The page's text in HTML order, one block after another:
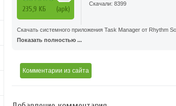
235,9 KБ (apk)
Скачали: 8399
Скачать системного приложения Task Manager от Rhythm
Показать полностью ...
Комментарии из сайта